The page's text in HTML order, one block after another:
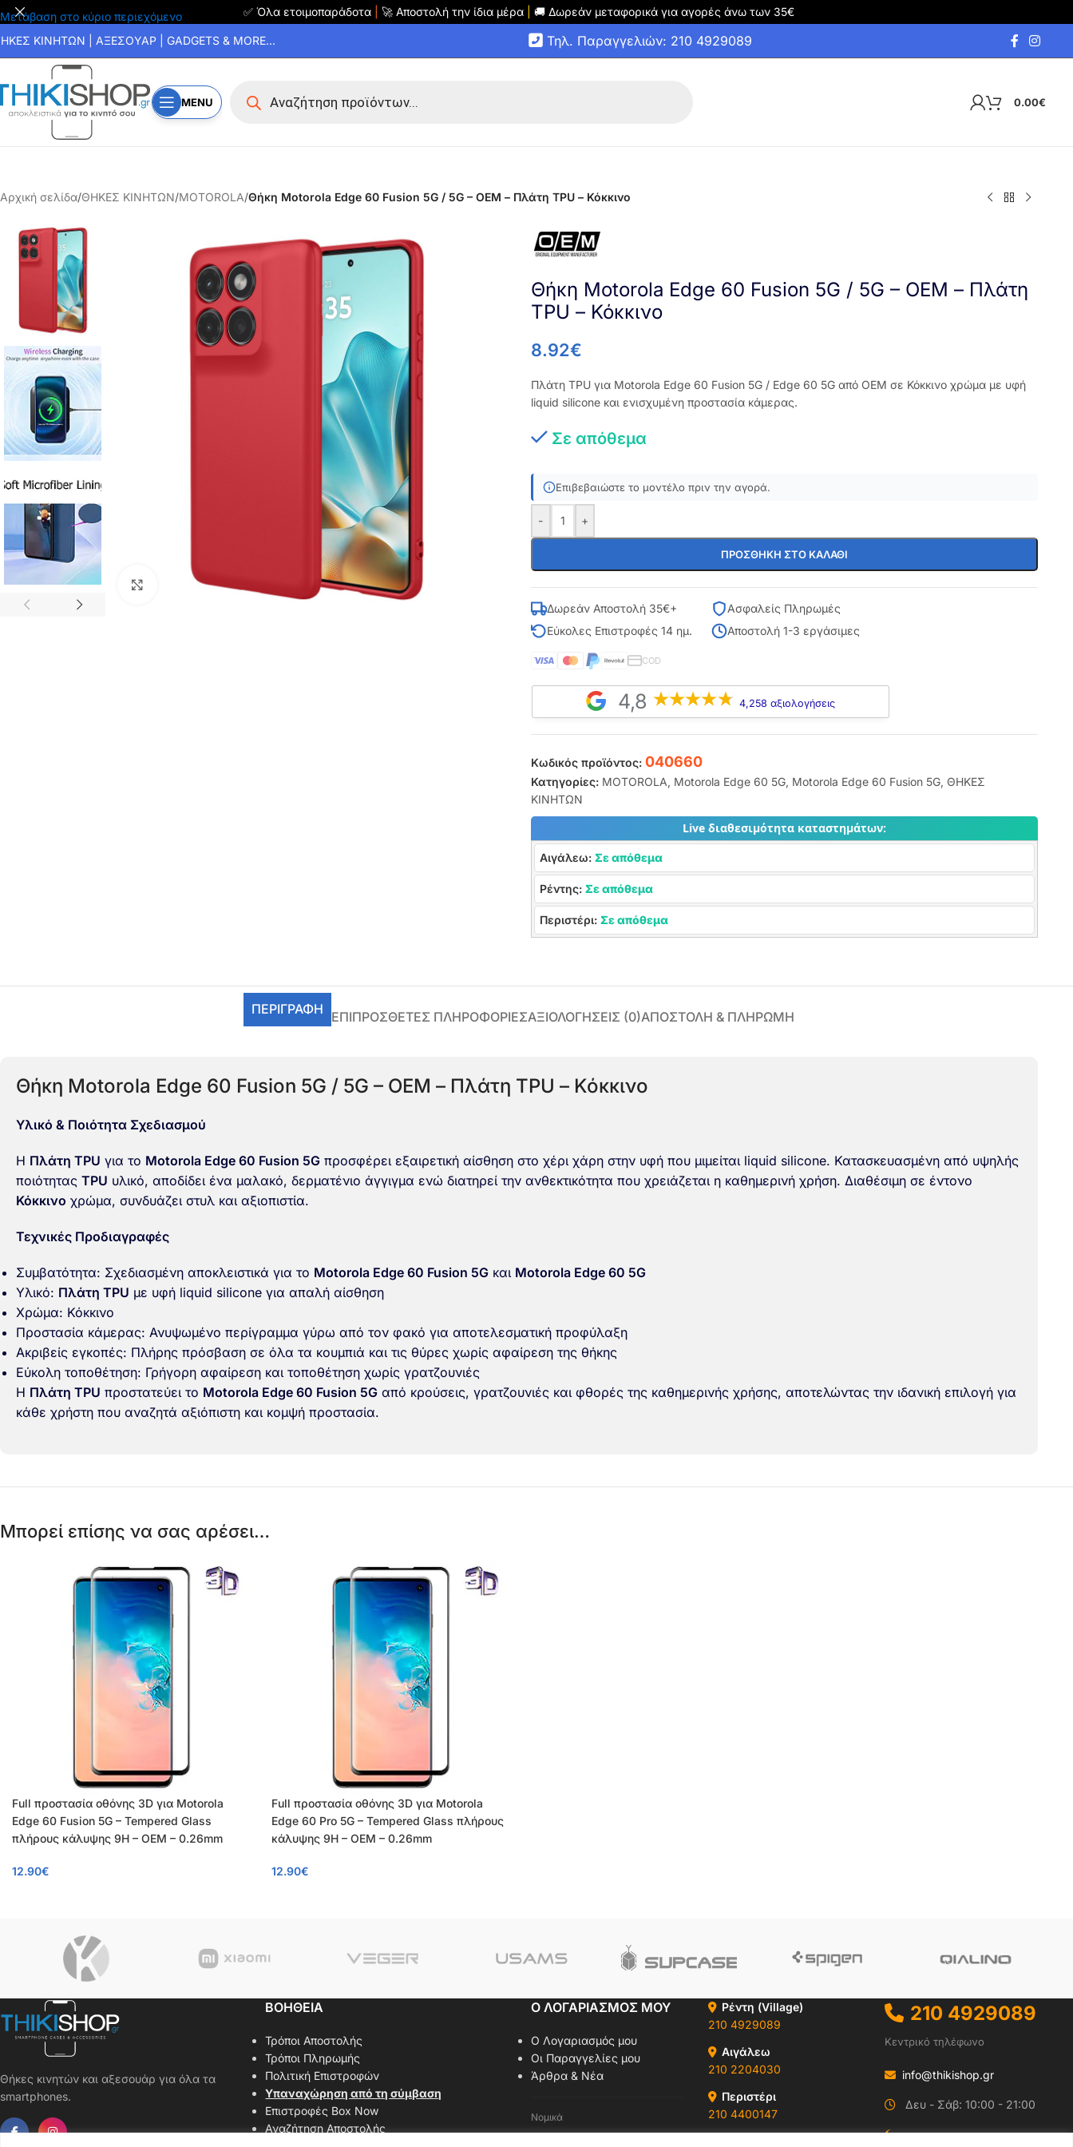
Μετάβαση στο κύριο περιεχόμενο ✅ Όλα ετοιμοπαράδοτα 🚀 Αποστολή την ίδια μέρα 🚚 Δωρεάν μεταφορικά για αγορές άνω των 35€
ΚΙΝΗΤΩΝ | ΑΞΕΣΟΥΑΡ | GADGETS & MORE... Τηλ. Παραγγελιών: 210 4929089
MENU 0.00€
Αρχική σελίδα/ΘΗΚΕΣ ΚΙΝΗΤΩΝ/MOTOROLA/Θήκη Motorola Edge 60 Fusion 5G / 5G – OEM – Πλάτη TPU – Κόκκινο
Click to enlarge
Θήκη Motorola Edge 60 Fusion 5G / 5G – OEM – Πλάτη
TPU – Κόκκινο
8.92€
Πλάτη TPU για Motorola Edge 60 Fusion 5G / Edge 60 5G από OEM σε Κόκκινο χρώμα με υφή
liquid silicone και ενισχυμένη προστασία κάμερας.
Σε απόθεμα
Επιβεβαιώστε το μοντέλο πριν την αγορά.
- +
ΠΡΟΣΘΉΚΗ ΣΤΟ ΚΑΛΆΘΙ
Δωρεάν Αποστολή 35€+
Ασφαλείς Πληρωμές
Εύκολες Επιστροφές 14 ημ.
Αποστολή 1-3 εργάσιμες
COD
4,8 4,258 αξιολογήσεις
Κωδικός προϊόντος: 040660
Κατηγορίες: MOTOROLA, Motorola Edge 60 5G, Motorola Edge 60 Fusion 5G, ΘΗΚΕΣ
ΚΙΝΗΤΩΝ
Live διαθεσιμότητα καταστημάτων:
Αιγάλεω: Σε απόθεμα
Ρέντης: Σε απόθεμα
Περιστέρι: Σε απόθεμα
ΠΕΡΙΓΡΑΦΉ ΕΠΙΠΡΌΣΘΕΤΕΣ ΠΛΗΡΟΦΟΡΊΕΣΑΞΙΟΛΟΓΉΣΕΙΣ (0)ΑΠΟΣΤΟΛΗ & ΠΛΗΡΩΜΗ
Θήκη Motorola Edge 60 Fusion 5G / 5G – OEM – Πλάτη TPU – Κόκκινο
Υλικό & Ποιότητα Σχεδιασμού
Η Πλάτη TPU για το Motorola Edge 60 Fusion 5G προσφέρει εξαιρετική αίσθηση στο χέρι χάρη στην υφή που μιμείται liquid silicone. Κατασκευασμένη από υψηλής
ποιότητας TPU υλικό, αποδίδει ένα μαλακό, δερματένιο άγγιγμα ενώ διατηρεί την ανθεκτικότητα που χρειάζεται η καθημερινή χρήση. Διαθέσιμη σε έντονο
Κόκκινο χρώμα, συνδυάζει στυλ και αξιοπιστία.
Τεχνικές Προδιαγραφές
Συμβατότητα: Σχεδιασμένη αποκλειστικά για το Motorola Edge 60 Fusion 5G και Motorola Edge 60 5G
Υλικό: Πλάτη TPU με υφή liquid silicone για απαλή αίσθηση
Χρώμα: Κόκκινο
Προστασία κάμερας: Ανυψωμένο περίγραμμα γύρω από τον φακό για αποτελεσματική προφύλαξη
Ακριβείς εγκοπές: Πλήρης πρόσβαση σε όλα τα κουμπιά και τις θύρες χωρίς αφαίρεση της θήκης
Εύκολη τοποθέτηση: Γρήγορη αφαίρεση και τοποθέτηση χωρίς γρατζουνιές
Η Πλάτη TPU προστατεύει το Motorola Edge 60 Fusion 5G από κρούσεις, γρατζουνιές και φθορές της καθημερινής χρήσης, αποτελώντας την ιδανική επιλογή για
κάθε χρήστη που αναζητά αξιόπιστη και κομψή προστασία.
Μπορεί επίσης να σας αρέσει…
Full προστασία οθόνης 3D για Motorola
Edge 60 Fusion 5G – Tempered Glass
πλήρους κάλυψης 9H – OEM – 0.26mm
12.90€
Full προστασία οθόνης 3D για Motorola
Edge 60 Pro 5G – Tempered Glass πλήρους
κάλυψης 9H – OEM – 0.26mm
12.90€
Θήκες κινητών και αξεσουάρ για όλα τα
smartphones.
ΒΟΗΘΕΙΑ
Τρόποι Αποστολής
Τρόποι Πληρωμής
Πολιτική Επιστροφών
Υπαναχώρηση από τη σύμβαση
Επιστροφές Box Now
Αναζήτηση Αποστολής
Ο ΛΟΓΑΡΙΑΣΜΟΣ ΜΟΥ
Ο Λογαριασμός μου
Οι Παραγγελίες μου
Άρθρα & Νέα
Νομικά
Ρέντη (Village)
210 4929089
Αιγάλεω
210 2204030
Περιστέρι
210 4400147
210 4929089
Κεντρικό τηλέφωνο
info@thikishop.gr
Δευ - Σάβ: 10:00 - 21:00